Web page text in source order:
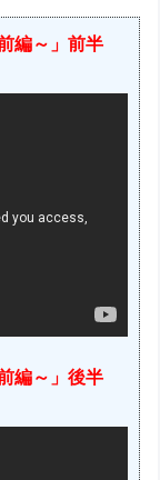
編～」前半
編～」後半